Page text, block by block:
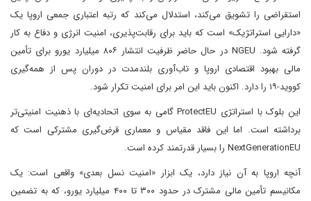
استقراضی را تشویق می‌کند، استدلال می‌کند که رتبه اعتباری جمعی اروپا یک
«دارایی استراتژیک» است که باید برای رقابت‌پذیری، امنیت انرژی و دفاع به کار
گرفته شود. NGEU در حال حاضر ظرفیت انتشار ۸۰۶ میلیارد یورو برای تأمین
مالی بهبود اقتصادی اروپا و تاب‌آوری بلندمدت در دوران پس از همه‌گیری
کووید-۱۹ را دارد. اکنون باید این امر برای امنیت تکرار شود.
این بلوک با استراتژی ProtectEU گامی به سوی اتحادیه‌ای با ذهنیت امنیتی‌تر
برداشته است. اما این فاقد مقیاس و معماری قرض‌گیری مشترکی است که
NextGenerationEU را بسیار قدرتمند کرده است.
آنچه اروپا به آن نیاز دارد، یک ابزار «امنیت نسل بعدی» واقعی است: یک
مکانیسم تأمین مالی مشترک در حدود ۳۰۰ تا ۴۰۰ میلیارد یورو، که به تضمین